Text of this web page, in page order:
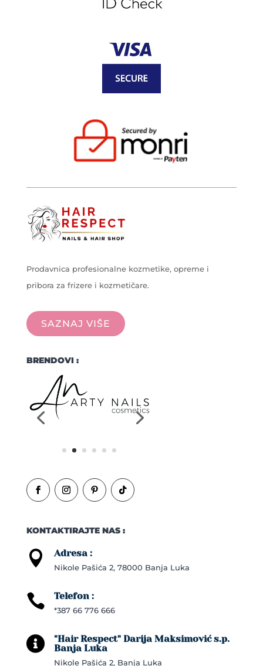
Prodavnica profesionalne kozmetike, opreme i
pribora za frizere i kozmetičare.
SAZNAJ VIŠE
BRENDOVI :
KONTAKTIRAJTE NAS :
 Adresa :
Nikole Pašića 2, 78000 Banja Luka
 Telefon :
*387 66 776 666

"Hair Respect" Darija Maksimović s.p.
Banja Luka
Nikole Pašića 2, Banja Luka